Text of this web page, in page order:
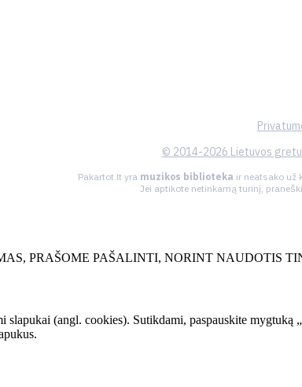
© 2014-2026 Lietuvos
Pakartot.lt yra muzikos biblioteka ir neatsako už
Jei aptikote netinkamą turinį,
PRAŠOME PAŠALINTI, NORINT NAUDOTIS
slapukai (angl. cookies). Sutikdami, paspauskite